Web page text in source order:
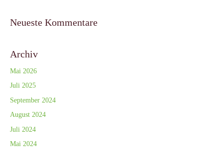
Neueste Kommentare
Archiv
Mai 2026
Juli 2025
September 2024
August 2024
Juli 2024
Mai 2024